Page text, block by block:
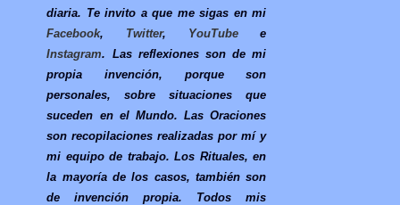
diaria. Te invito a que me sigas en mi
Facebook, Twitter, YouTubee
Instagram. Las reflexiones son de mi
propia invención, porque son
personales, sobre situaciones que
suceden en el Mundo. Las Oraciones
son recopilaciones realizadas por mí y
mi equipo de trabajo. Los Rituales, en
la mayoría de los casos, también son
de invención propia. Todos mis